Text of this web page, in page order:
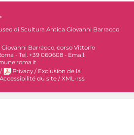
di Scultura Antica Giovanni Barracco
Barracco, corso Vittorio
- Tel. +39 060608 - Email:
/ Privacy / Exclusion de la
Accessibilité du site /XML-rss